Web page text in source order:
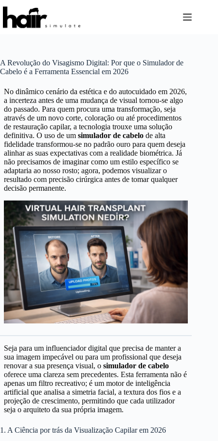
contenuto
A Revolução do Visagismo Digital: Por que o Simulador de
Cabelo é a Ferramenta Essencial em 2026
No dinâmico cenário da estética e do autocuidado em 2026,
a incerteza antes de uma mudança de visual tornou-se algo
do passado. Para quem procura uma transformação, seja
através de um novo corte, coloração ou até procedimentos
de restauração capilar, a tecnologia trouxe uma solução
definitiva. O uso de um simulador de cabelo de alta
fidelidade transformou-se no padrão ouro para quem deseja
alinhar as suas expectativas com a realidade biométrica. Já
não precisamos de imaginar como um estilo específico se
adaptaria ao nosso rosto; agora, podemos visualizar o
resultado com precisão cirúrgica antes de tomar qualquer
decisão permanente.
Seja para um influenciador digital que precisa de manter a
sua imagem impecável ou para um profissional que deseja
renovar a sua presença visual, o simulador de cabelo
oferece uma clareza sem precedentes. Esta ferramenta não é
apenas um filtro recreativo; é um motor de inteligência
artificial que analisa a simetria facial, a textura dos fios e a
projeção de crescimento, permitindo que cada utilizador
seja o arquiteto da sua própria imagem.
1. A Ciência por trás da Visualização Capilar em 2026